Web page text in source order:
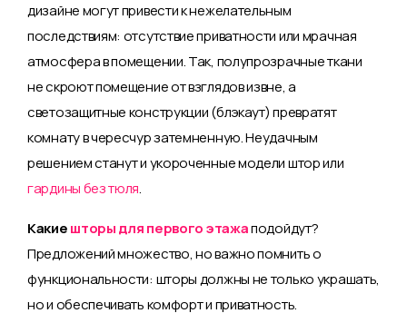
дизайне могут привести к нежелательным
последствиям: отсутствие приватности или мрачная
атмосфера в помещении. Так, полупрозрачные ткани
не скроют помещение от взглядов извне, а
светозащитные конструкции (блэкаут) превратят
комнату в чересчур затемненную. Неудачным
решением станут и укороченные модели штор или
гардины без тюля.
Какиешторы для первого этажаподойдут?
Предложений множество, но важно помнить о
функциональности: шторы должны не только украшать,
но и обеспечивать комфорт и приватность.